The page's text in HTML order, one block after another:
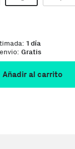
1 día
Gratis
Añadir al carrito